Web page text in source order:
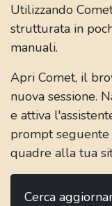
Utilizzando
strutturata in
manuali.
Apri Comet, il
nuova sessione.
e attiva
prompt
quadre alla tua
Cerca